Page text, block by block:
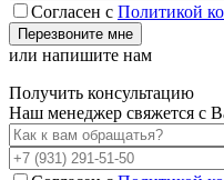
Согласен с Политикой
или напишите нам
Получить консультацию
Наш менеджер свяжется с